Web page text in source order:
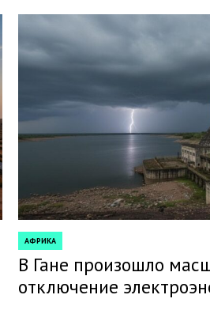
POSTED
IN
АФРИКА
В Гане произошло
отключение